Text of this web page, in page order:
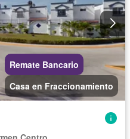
Remate Bancario
Casa en Fraccionamiento